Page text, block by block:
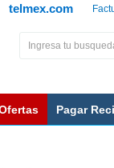
telmex.com
Pagar